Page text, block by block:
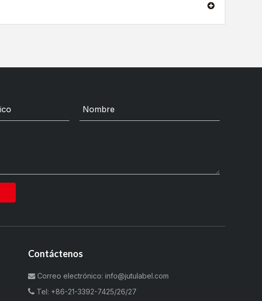
Contáctenos
Correo electrónico:info@jutulabel.com
 Tel: +86-21-3392-7425/26/27